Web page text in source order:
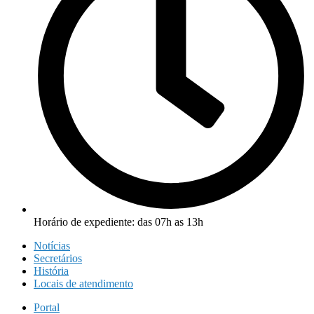
Horário de expediente: das 07h as 13h
Notícias
Secretários
História
Locais de atendimento
Portal